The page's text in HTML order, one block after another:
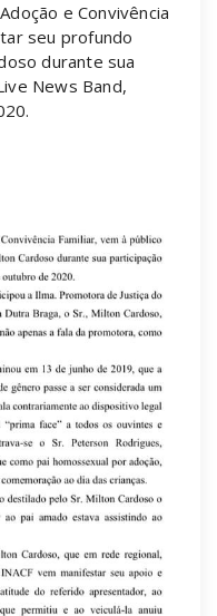
e Convivência
seu profundo
durante sua
News Band,